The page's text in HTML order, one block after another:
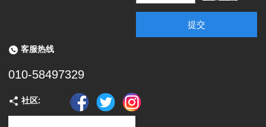
提交
客服热线
010-58497329
社区: